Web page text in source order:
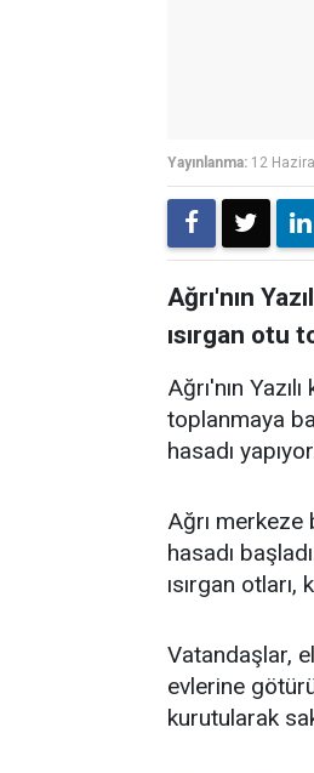
Yayınlanma: 12
Ağrı'nın
ısırgan otu
Ağrı'nın
toplanmaya
hasadı
Ağrı merkeze
hasadı
ısırgan
Vatandaşlar,
evlerine
kurutularak